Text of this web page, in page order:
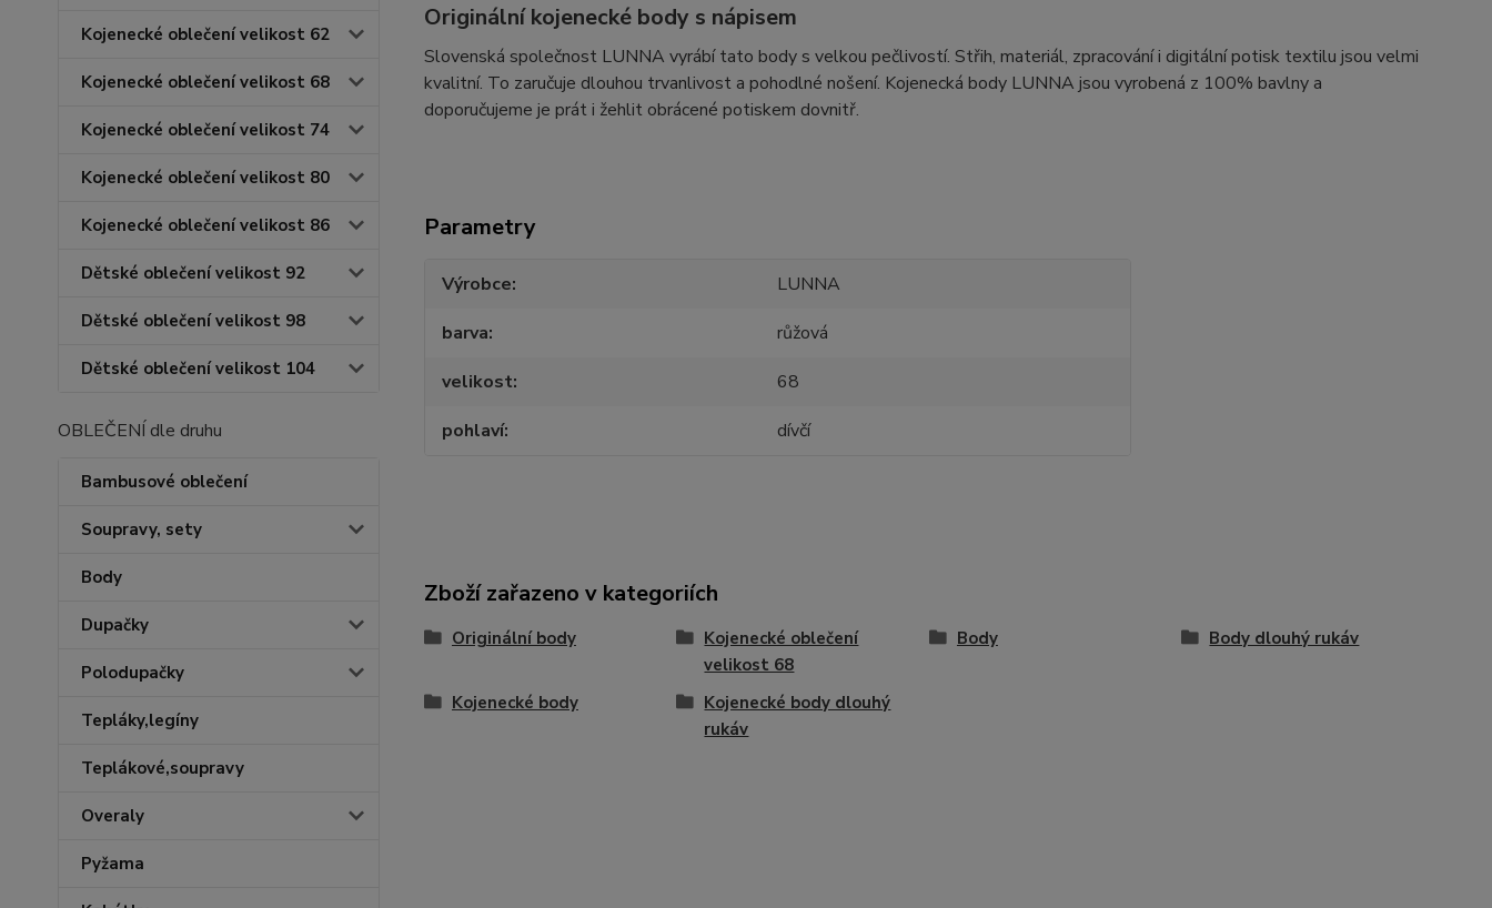
Kojenecké oblečení velikost 62
Kojenecké oblečení velikost 68
Kojenecké oblečení velikost 74
Kojenecké oblečení velikost 80
Kojenecké oblečení velikost 86
Dětské oblečení velikost 92
Dětské oblečení velikost 98
Dětské oblečení velikost 104
OBLEČENÍ dle druhu
Bambusové oblečení
Soupravy, sety
Body
Dupačky
Polodupačky
Tepláky,legíny
Teplákové,soupravy
Overaly
Pyžama
Originální kojenecké body s nápisem
Slovenská společnost LUNNA vyrábí tato body s velkou pečlivostí. Střih, materiál, zpracování i digitální potisk textilu jsou velmi
kvalitní. To zaručuje dlouhou trvanlivost a pohodlné nošení. Kojenecká body LUNNA jsou vyrobená z 100% bavlny a
doporučujeme je prát i žehlit obrácené potiskem dovnitř.
Parametry
Výrobce
LUNNA
barva
růžová
velikost
68
pohlaví
dívčí
Zboží zařazeno v kategoriích
Originální body
Kojenecké oblečení
velikost 68
Body Body dlouhý rukáv
Kojenecké body
Kojenecké body dlouhý
rukáv